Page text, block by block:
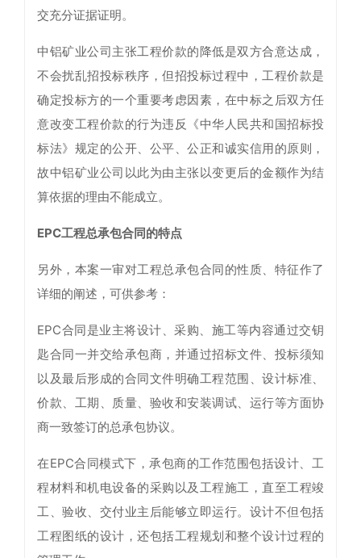
交充分证据证明。
中铝矿业公司主张工程价款的降低是双方合意达成，
不会扰乱招投标秩序，但招投标过程中，工程价款是
确定投标方的一个重要考虑因素，在中标之后双方任
意改变工程价款的行为违反《中华人民共和国招标投
标法》规定的公开、公平、公正和诚实信用的原则，
故中铝矿业公司以此为由主张以变更后的金额作为结
算依据的理由不能成立。
EPC工程总承包合同的特点
另外，本案一审对工程总承包合同的性质、特征作了
详细的阐述，可供参考：
EPC合同是业主将设计、采购、施工等内容通过交钥
匙合同一并交给承包商，并通过招标文件、投标须知
以及最后形成的合同文件明确工程范围、设计标准、
价款、工期、质量、验收和安装调试、运行等方面协
商一致签订的总承包协议。
在EPC合同模式下，承包商的工作范围包括设计、工
程材料和机电设备的采购以及工程施工，直至工程竣
工、验收、交付业主后能够立即运行。设计不但包括
工程图纸的设计，还包括工程规划和整个设计过程的